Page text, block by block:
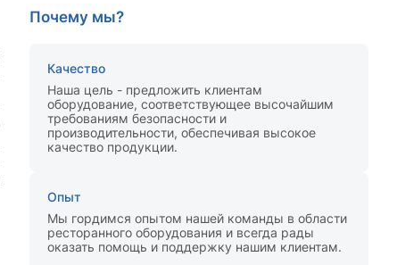
Почему мы?
Качество
Наша цель - предложить клиентам
оборудование, соответствующее высочайшим
требованиям безопасности и
производительности, обеспечивая высокое
качество продукции.
Опыт
Мы гордимся опытом нашей команды в области
ресторанного оборудования и всегда рады
оказать помощь и поддержку нашим клиентам.